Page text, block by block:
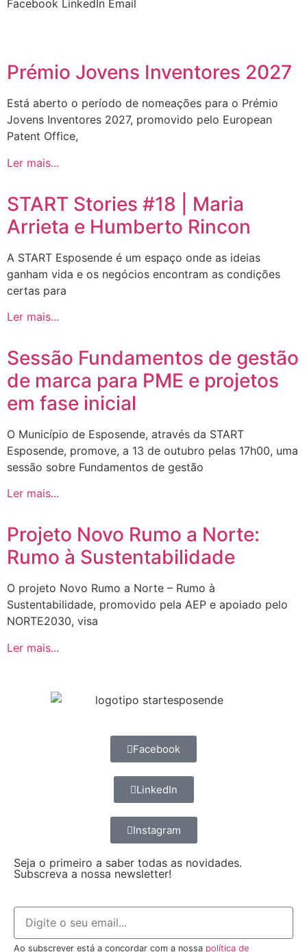
Facebook LinkedIn Email
Prémio Jovens Inventores 2027
Está aberto o período de nomeações para o Prémio
Jovens Inventores 2027, promovido pelo European
Patent Office,
Ler mais...
START Stories #18 | Maria
Arrieta e Humberto Rincon
A START Esposende é um espaço onde as ideias
ganham vida e os negócios encontram as condições
certas para
Ler mais...
Sessão Fundamentos de gestão
de marca para PME e projetos
em fase inicial
O Município de Esposende, através da START
Esposende, promove, a 13 de outubro pelas 17h00, uma
sessão sobre Fundamentos de gestão
Ler mais...
Projeto Novo Rumo a Norte:
Rumo à Sustentabilidade
O projeto Novo Rumo a Norte – Rumo à
Sustentabilidade, promovido pela AEP e apoiado pelo
NORTE2030, visa
Ler mais...
Facebook
LinkedIn
Instagram
Seja o primeiro a saber todas as novidades.
Subscreva a nossa newsletter!
Ao subscrever está a concordar com a nossa política de